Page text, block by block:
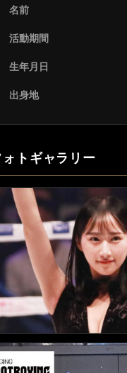
名前
活動期間
生年月日
出身地
ォトギャラリー